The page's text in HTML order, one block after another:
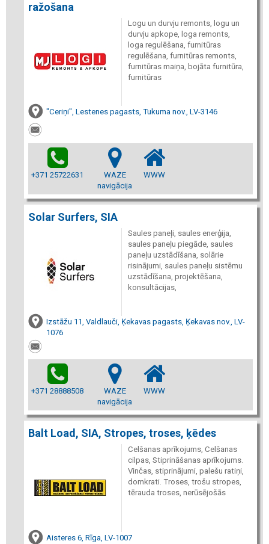
ražošana
Logu un durvju remonts, logu un
durvju apkope, loga remonts,
loga regulēšana, furnitūras
regulēšana, furnitūras remonts,
furnitūras maiņa, bojāta furnitūra,
furnitūras
"Ceriņi", Lestenes pagasts, Tukuma nov., LV-3146
+371 25722631
WAZE
navigācija
WWW
Solar Surfers, SIA
Saules paneļi, saules enerģija,
saules paneļu piegāde, saules
paneļu uzstādīšana, solārie
risinājumi, saules paneļu sistēmu
uzstādīšana, projektēšana,
konsultācijas,
Izstāžu 11, Valdlauči, Ķekavas pagasts, Ķekavas nov., LV-
1076
+371 28888508
WAZE
navigācija
WWW
Balt Load, SIA, Stropes, troses, ķēdes
Celšanas aprīkojums, Celšanas
cilpas, Stiprināšanas aprīkojums.
Vinčas, stiprinājumi, palešu ratiņi,
domkrati. Troses, trošu stropes,
tērauda troses, nerūsējošās
Aisteres 6, Rīga, LV-1007